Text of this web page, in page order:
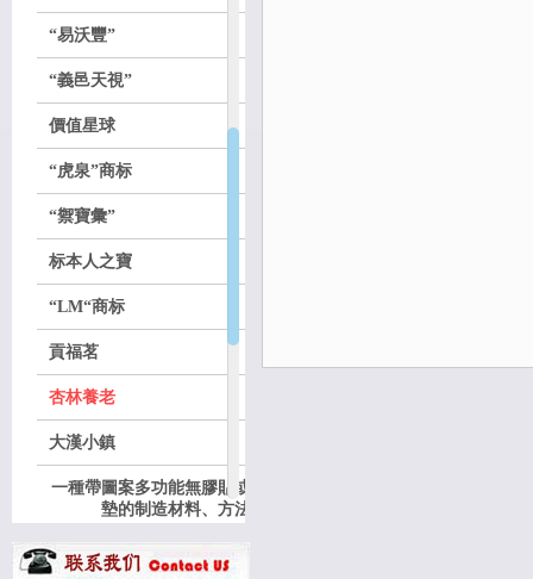
“易沃豐”
“義邑天視”
價值星球
“虎泉”商标
“禦寶彙”
标本人之寶
“LM“商标
貢福茗
杏林養老
大漢小鎮
一種帶圖案多功能無膠貼或
墊的制造材料、方法
虹源世紀